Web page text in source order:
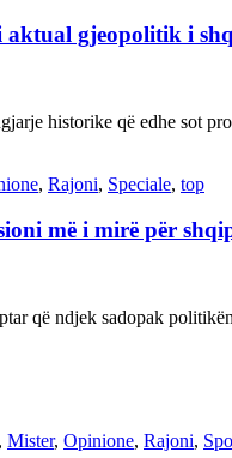
aktual gjeopolitik i
historike që edhe sot
, Rajoni, Speciale, top
më i mirë për
që ndjek sadopak
, Mister, Opinione, Rajoni,